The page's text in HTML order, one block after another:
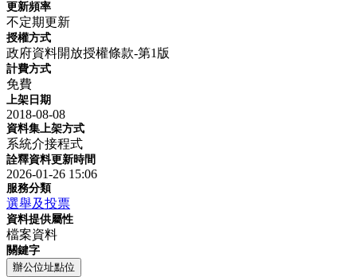
更新頻率
不定期更新
授權方式
政府資料開放授權條款-第1版
計費方式
免費
上架日期
2018-08-08
資料集上架方式
系統介接程式
詮釋資料更新時間
2026-01-26 15:06
服務分類
選舉及投票
資料提供屬性
檔案資料
關鍵字
辦公位址點位